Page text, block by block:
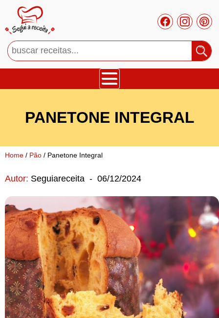
Mousses
Cupcakes
Salgado
Doce
Pão
Salada
Almoço
PANETONE INTEGRAL
Home / Pão / Panetone Integral
Autor: Seguiareceita - 06/12/2024